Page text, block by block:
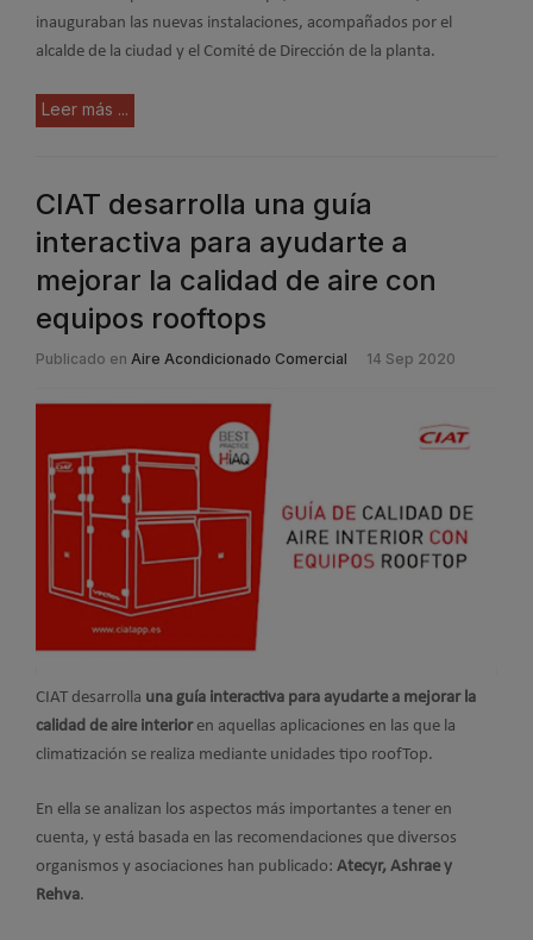
inauguraban las nuevas instalaciones, acompañados por el
alcalde de la ciudad y el Comité de Dirección de la planta.
Leer más ...
CIAT desarrolla una guía
interactiva para ayudarte a
mejorar la calidad de aire con
equipos rooftops
Publicado en Aire Acondicionado Comercial 14 Sep 2020
CIAT desarrolla una guía interactiva para ayudarte a mejorar la
calidad de aire interioren aquellas aplicaciones en las que la
climatización se realiza mediante unidades tipo roofTop.
En ella se analizan los aspectos más importantes a tener en
cuenta, y está basada en las recomendaciones que diversos
organismos y asociaciones han publicado: Atecyr, Ashrae y
Rehva.